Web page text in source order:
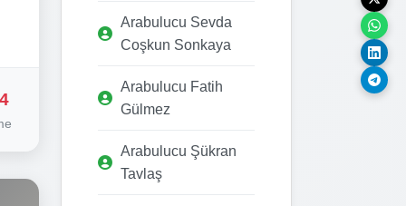
Arabulucu Sevda
Coşkun Sonkaya
Arabulucu Fatih
Gülmez
Arabulucu Şükran
Tavlaş